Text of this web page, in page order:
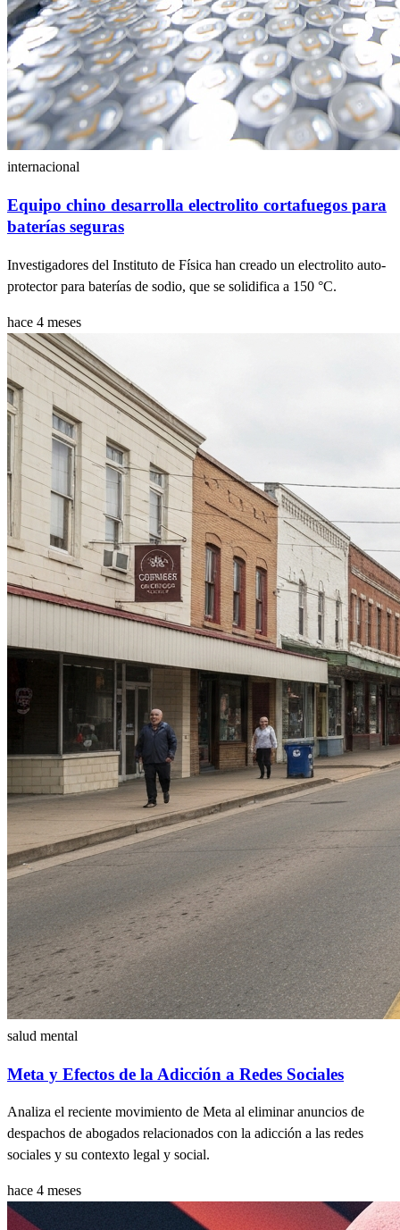
internacional
Equipo chino desarrolla electrolito cortafuegos para
baterías seguras
Investigadores del Instituto de Física han creado un electrolito auto-
protector para baterías de sodio, que se solidifica a 150 °C.
hace 4 meses
salud mental
Meta y Efectos de la Adicción a Redes Sociales
Analiza el reciente movimiento de Meta al eliminar anuncios de
despachos de abogados relacionados con la adicción a las redes
sociales y su contexto legal y social.
hace 4 meses